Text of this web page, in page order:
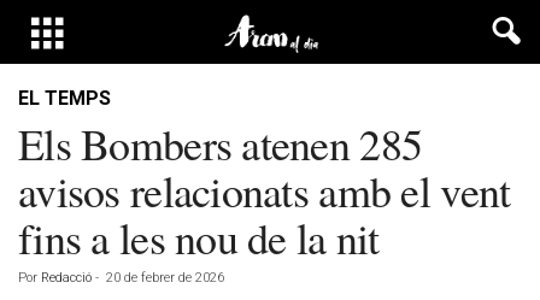
EL TEMPS
Els Bombers atenen 285
avisos relacionats amb el vent
fins a les nou de la nit
Por Redacció - 20 de febrer de 2026